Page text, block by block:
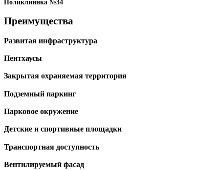
Поликлиника №34
Преимущества
Развитая инфраструктура
Пентхаусы
Закрытая охраняемая территория
Подземный паркинг
Парковое окружение
Детские и спортивные площадки
Транспортная доступность
Вентилируемый фасад